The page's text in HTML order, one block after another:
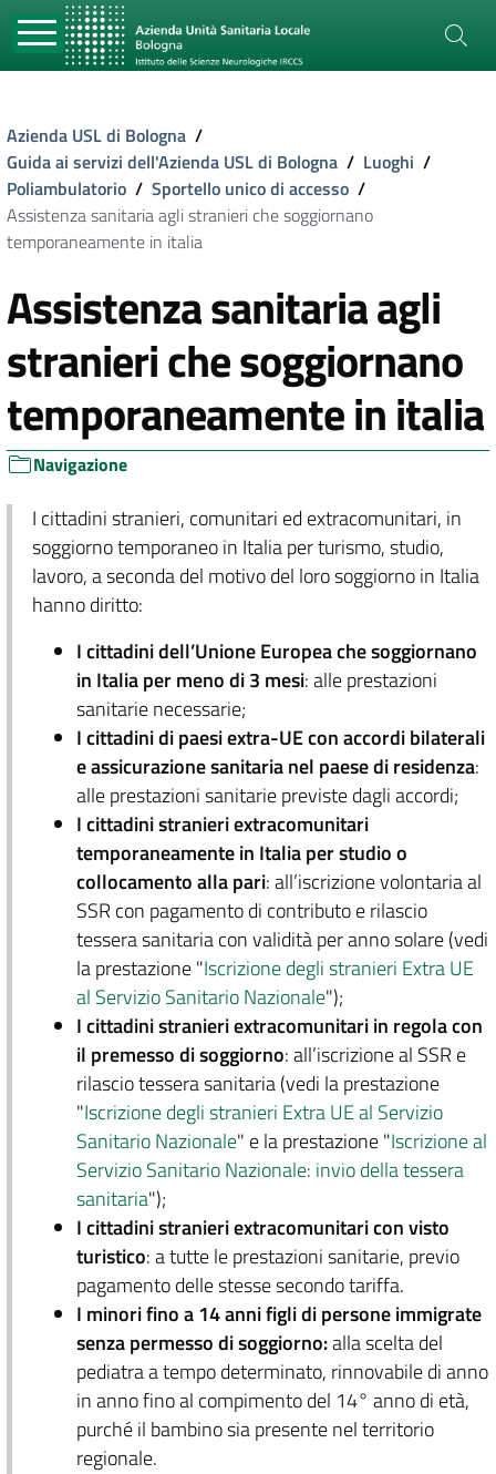
Azienda USL di Bologna /
Guida ai servizi dell'Azienda USL di Bologna / Luoghi /
Poliambulatorio / Sportello unico di accesso /
Assistenza sanitaria agli stranieri che soggiornano
temporaneamente in italia
Assistenza sanitaria agli
stranieri che soggiornano
temporaneamente in italia
Navigazione
I cittadini stranieri, comunitari ed extracomunitari, in
soggiorno temporaneo in Italia per turismo, studio,
lavoro, a seconda del motivo del loro soggiorno in Italia
hanno diritto:
I cittadini dell’Unione Europea che soggiornano
in Italia per meno di 3 mesi: alle prestazioni
sanitarie necessarie;
I cittadini di paesi extra-UE con accordi bilaterali
e assicurazione sanitaria nel paese di residenza:
alle prestazioni sanitarie previste dagli accordi;
I cittadini stranieri extracomunitari
temporaneamente in Italia per studio o
collocamento alla pari: all’iscrizione volontaria al
SSR con pagamento di contributo e rilascio
tessera sanitaria con validità per anno solare (vedi
la prestazione "Iscrizione degli stranieri Extra UE
al Servizio Sanitario Nazionale");
I cittadini stranieri extracomunitari in regola con
il premesso di soggiorno: all’iscrizione al SSR e
rilascio tessera sanitaria (vedi la prestazione
"Iscrizione degli stranieri Extra UE al Servizio
Sanitario Nazionale" e la prestazione "Iscrizione al
Servizio Sanitario Nazionale: invio della tessera
sanitaria");
I cittadini stranieri extracomunitari con visto
turistico: a tutte le prestazioni sanitarie, previo
pagamento delle stesse secondo tariffa.
I minori fino a 14 anni figli di persone immigrate
senza permesso di soggiorno:alla scelta del
pediatra a tempo determinato, rinnovabile di anno
in anno fino al compimento del 14° anno di età,
purché il bambino sia presente nel territorio
regionale.